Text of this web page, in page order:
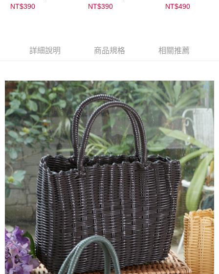
｜
NT$390
｜
NT$390 NT$490
詳細說明 商品規格 相關推薦